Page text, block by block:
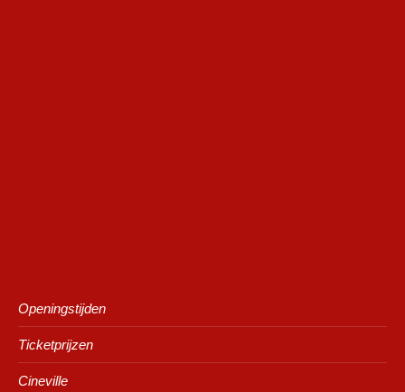
Openingstijden
Ticketprijzen
Cineville